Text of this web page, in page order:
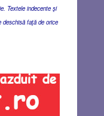
Textele indecente şi
deschisă faţă de orice